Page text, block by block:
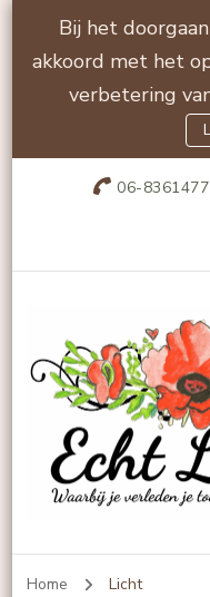
Bij het
akkoord met het
verbetering
06-
Echt-
Home Licht